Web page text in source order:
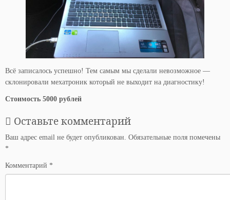
Всё записалось успешно! Тем самым мы сделали невозможное —
склонировали мехатроник который не выходит на диагностику!
Стоимость 5000 рублей
Оставьте комментарий
Ваш адрес email не будет опубликован. Обязательные поля помечены
*
Комментарий *